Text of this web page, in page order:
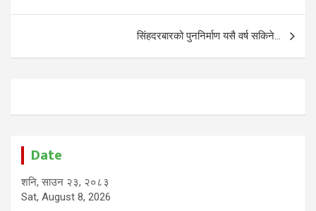
सिंहदरबारको पुननिर्माण यसै वर्ष सकिने…
Date
शनि, साउन २३, २०८३
Sat, August 8, 2026